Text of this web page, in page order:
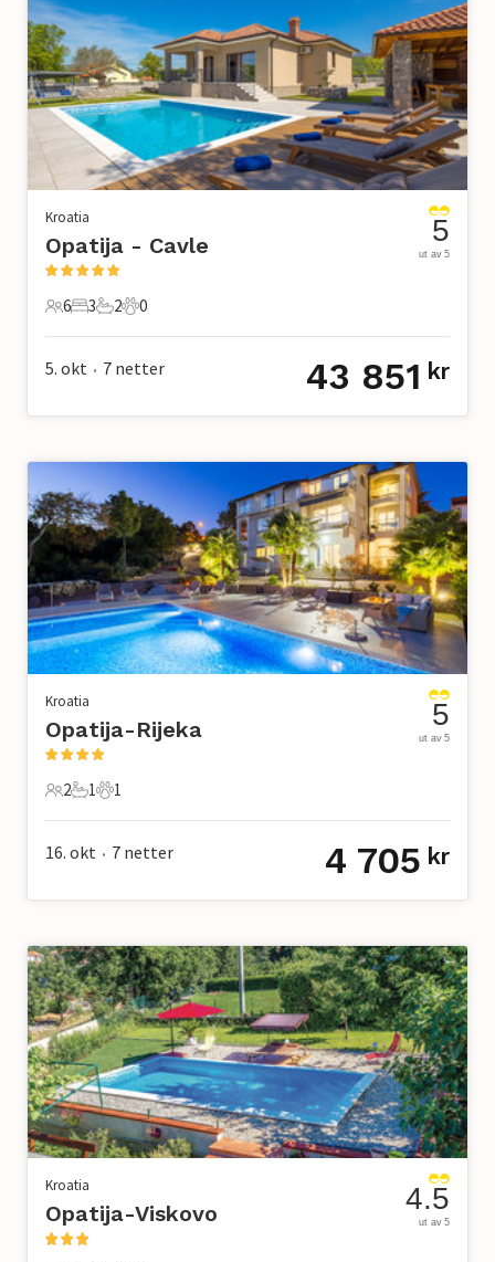
Kroatia
Opatija - Cavle
6 Gjester
6
3 Soverom
3
2 Bad
2
0 Kjæledyr
0
5
ut av 5
5. okt • 7 netter 43 851 kr
Kroatia
Opatija-Rijeka
2 Gjester
2
1 Bad
1
1 Kjæledyr
1
5
ut av 5
16. okt • 7 netter 4 705 kr
Kroatia
Opatija-Viskovo 4.5
ut av 5